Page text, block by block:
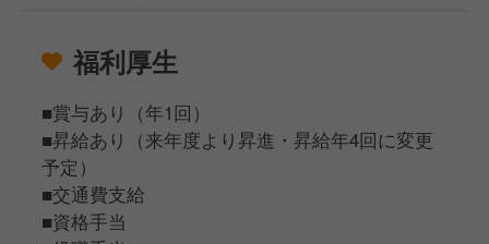
福利厚生
■賞与あり（年1回）
■昇給あり（来年度より昇進・昇給年4回に変更
予定）
■交通費支給
■資格手当